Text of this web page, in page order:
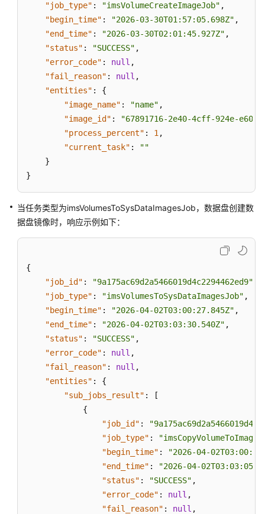
"job_type" : "imsVolumeCreateImageJob" ,
"begin_time" : "2026-03-30T01:57:05.698Z" ,
"end_time" : "2026-03-30T02:01:45.927Z" ,
"status" : "SUCCESS" ,
"error_code" : null ,
"fail_reason" : null ,
"entities" :
{
"image_name" : "name" ,
"image_id" :
"67891716-2e40-4cff-924e-
"process_percent" : 1 ,
"current_task" :
""
}
}
当任务类型为imsVolumesToSysDataImagesJob，数据盘创建数
据盘镜像时，响应示例如下：
{
"job_id" : "9a175ac69d2a5466019d4c2294462ed9"
"job_type" : "imsVolumesToSysDataImagesJob" ,
"begin_time" : "2026-04-02T03:00:27.845Z" ,
"end_time" : "2026-04-02T03:03:30.540Z" ,
"status" : "SUCCESS" ,
"error_code" : null ,
"fail_reason" : null ,
"entities" :
{
"sub_jobs_result" :
[
{
"job_id" :
"job_type" :
"begin_time" :
"2026-04-
"end_time" :
"2026-04-
"status" : "SUCCESS" ,
"error_code" : null ,
"fail_reason" : null ,